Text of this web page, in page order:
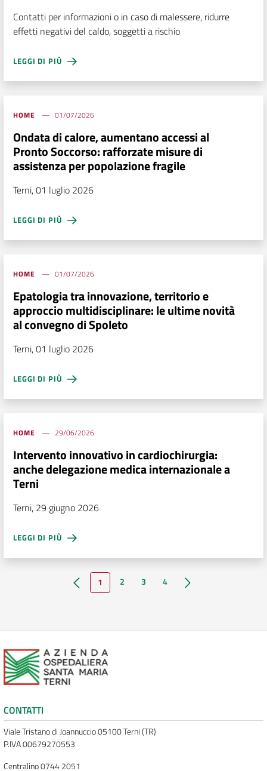
Contatti per informazioni o in caso di malessere, ridurre
effetti negativi del caldo, soggetti a rischio
LEGGI DI PIÙ
HOME 01/07/2026
Ondata di calore, aumentano accessi al
Pronto Soccorso: rafforzate misure di
assistenza per popolazione fragile
Terni, 01 luglio 2026
LEGGI DI PIÙ
HOME 01/07/2026
Epatologia tra innovazione, territorio e
approccio multidisciplinare: le ultime novità
al convegno di Spoleto
Terni, 01 luglio 2026
LEGGI DI PIÙ
HOME 29/06/2026
Intervento innovativo in cardiochirurgia:
anche delegazione medica internazionale a
Terni
Terni, 29 giugno 2026
LEGGI DI PIÙ
Pagina precedente
1 2 3 4 Pagina successiva
CONTATTI
Viale Tristano di Joannuccio 05100 Terni (TR)
P.IVA 00679270553
Centralino 0744 2051